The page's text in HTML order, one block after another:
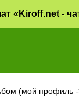
«Kiroff.net -
(мой профиль